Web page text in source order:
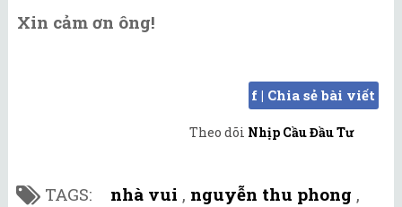
Xin cảm ơn ông!
f | Chia sẻ bài viết
Theo dõi Nhịp Cầu Đầu Tư
TAGS: nhà vui , nguyễn thu phong ,